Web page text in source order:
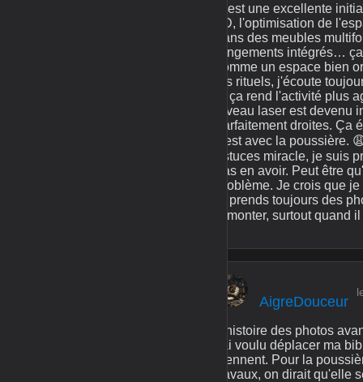
C'est une excellente
3D, l'optimisation de
dans des meubles
rangements intégrés…
comme un espace bien
les rituels, j'écoute
et ça rend l'activité plus
niveau laser est devenu
parfaitement droites.
c'est avec la poussière.
astuces miracle, je suis
pas en avoir. Peut être qu'
problème. Je crois que
je prends toujours des
remonter, surtout
AigreDouceur
L'histoire des photos
j'ai voulu déplacer ma
viennent. Pour la
travaux, on dirait qu'elle